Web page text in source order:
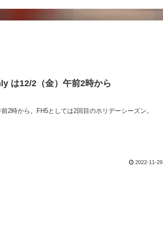
は12/2（金）午前2時から
2時から。FH5としては2回目のホリデーシーズン。
2022-11-29